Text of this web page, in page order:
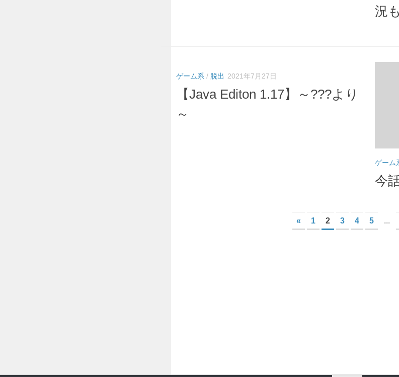
況も
ゲーム系 / 脱出 2021年7月27日
【Java Editon 1.17】～???より
～
ゲーム
今
« 1 2 3 4 5 ...